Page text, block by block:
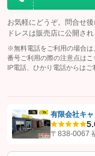
お気軽にどうぞ。問合せ
ドレスは販売店に公開され
※無料電話をご利用の場合は
番号ご利用の際の注意点は こ
IP電話、ひかり電話からはご
【STEP1】
認証画面でグ
有限会社キ
〒838-0067